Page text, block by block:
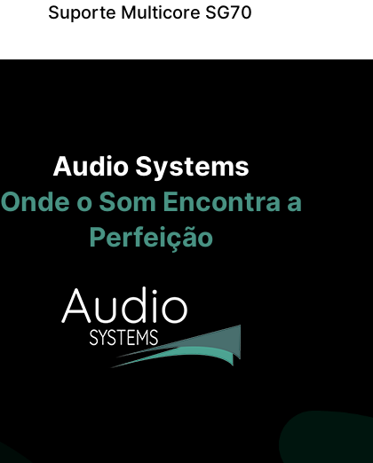
Suporte Multicore SG70
Audio Systems
Onde o Som Encontra a
Perfeição